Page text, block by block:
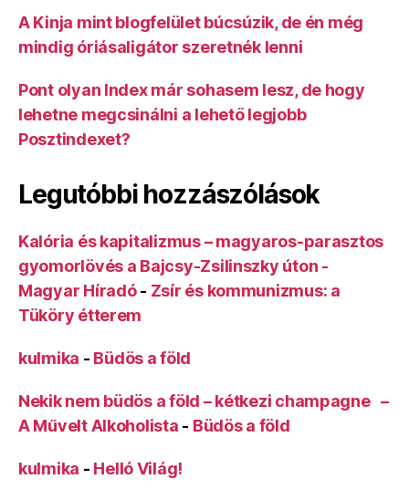
A Kinja mint blogfelület búcsúzik, de én még
mindig óriásaligátor szeretnék lenni
Pont olyan Index már sohasem lesz, de hogy
lehetne megcsinálni a lehető legjobb
Posztindexet?
Legutóbbi hozzászólások
Kalória és kapitalizmus – magyaros-parasztos
gyomorlövés a Bajcsy-Zsilinszky úton -
Magyar Híradó- Zsír és kommunizmus: a
Tüköry étterem
kulmika - Büdös a föld
Nekik nem büdös a föld – kétkezi champagne –
A Művelt Alkoholista - Büdös a föld
kulmika - Helló Világ!